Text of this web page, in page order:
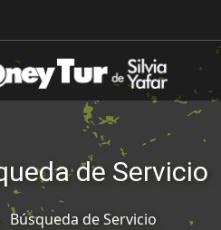
de Servicio
Búsqueda de Servicio